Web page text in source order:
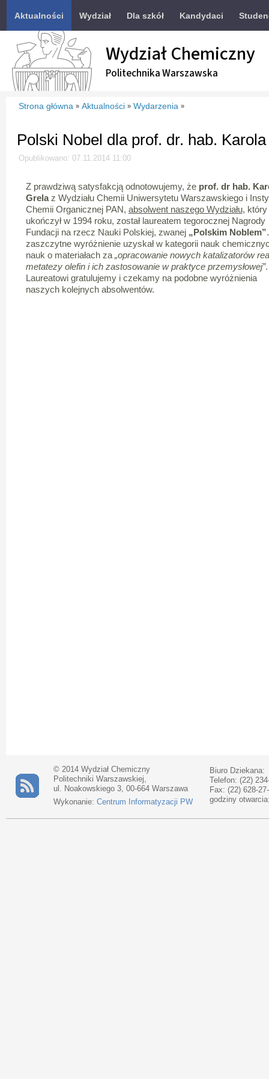
Aktualności Wydział Dla szkół Kandydaci
Wydział Chemiczny
Politechnika Warszawska
Strona główna » Aktualności » Wydarzenia »
Polski Nobel dla prof. dr. hab.
Opublikowano: 07.11.2014 11:00
Z prawdziwą satysfakcją odnotowujemy, że prof. dr hab.
Grelaz Wydziału Chemii Uniwersytetu Warszawskiego i
Chemii Organicznej PAN, absolwent naszego Wydziału, który
ukończył w 1994 roku, został laureatem tegorocznej Nagrody
Fundacji na rzecz Nauki Polskiej, zwanej „Polskim Noblem”
zaszczytne wyróżnienie uzyskał w kategorii nauk
nauk o materiałach za „opracowanie nowych katalizatorów
metatezy olefin i ich zastosowanie w praktyce przemysłowej”.
Laureatowi gratulujemy i czekamy na podobne wyróżnienia
naszych kolejnych absolwentów.
© 2014 Wydział Chemiczny
Politechniki Warszawskiej,
ul. Noakowskiego 3, 00-664 Warszawa
Wykonanie: Centrum Informatyzacji PW
Biuro Dziekana:
Telefon: (22)
Fax: (22) 628-
godziny